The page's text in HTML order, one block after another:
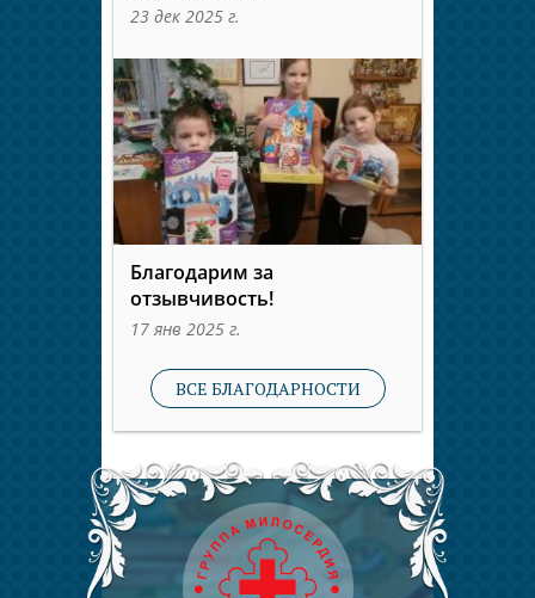
23 дек 2025 г.
Благодарим за
отзывчивость!
17 янв 2025 г.
ВСЕ БЛАГОДАРНОСТИ